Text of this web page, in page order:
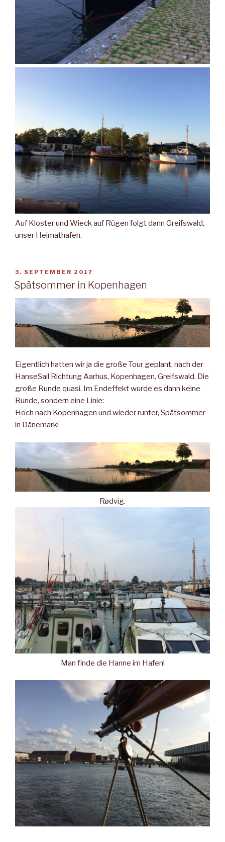
Auf Kloster und Wieck auf Rügen folgt dann Greifswald,
unser Heimathafen.
VERÖFFENTLICHT
AM
3. SEPTEMBER 2017
Spätsommer in Kopenhagen
Eigentlich hatten wir ja die große Tour geplant, nach der
HanseSail Richtung Aarhus, Kopenhagen, Greifswald. Die
große Runde quasi. Im Endeffekt wurde es dann keine
Runde, sondern eine Linie:
Hoch nach Kopenhagen und wieder runter, Spätsommer
in Dänemark!
Rødvig.
Man finde die Hanne im Hafen!